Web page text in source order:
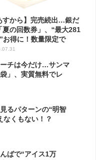
すから】完売続出…銀だ
夏の回数券」、“最大281
お得に！数量限定で
ーチは今だけ…サンマ
」、実質無料でレ
るパターンの“明智
くもない！？
ばで“アイス1万